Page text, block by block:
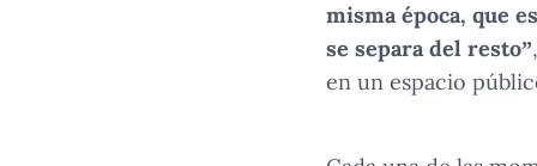
misma época, que
se separa del resto”
en un espacio